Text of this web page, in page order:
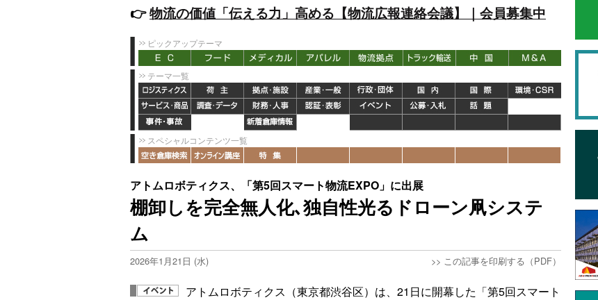
👉️物流の価値「伝える力」高める【物流広報連絡会議】｜会員募集中
ピックアップテーマ
テーマ一覧
スペシャルコンテンツ一覧
アトムロボティクス、「第5回スマート物流EXPO」に出展
棚卸しを完全無人化､独自性光るドローン凧システ
ム
2026年1月21日 (水) >> この記事を印刷する（PDF）
アトムロボティクス（東京都渋谷区）は、21日に開幕した「第5回スマート